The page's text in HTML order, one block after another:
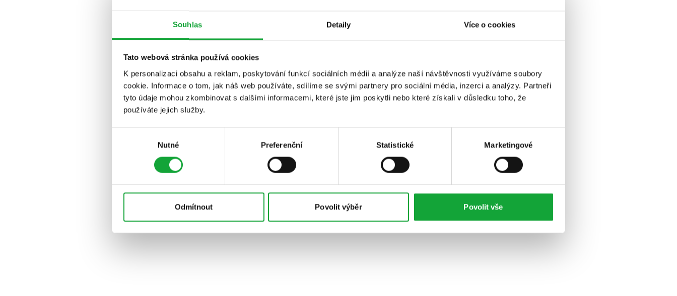
Souhlas Detaily Více o cookies
Tato webová stránka používá cookies
K personalizaci obsahu a reklam, poskytování funkcí sociálních médií a analýze naší návštěvnosti využíváme soubory
cookie. Informace o tom, jak náš web používáte, sdílíme se svými partnery pro sociální média, inzerci a analýzy. Partneři
tyto údaje mohou zkombinovat s dalšími informacemi, které jste jim poskytli nebo které získali v důsledku toho, že
používáte jejich služby.
Nutné Preferenční Statistické Marketingové
Odmítnout Povolit výběr Povolit vše